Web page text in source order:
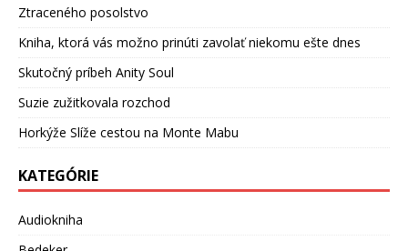
Ztraceného posolstvo
Kniha, ktorá vás možno prinúti zavolať niekomu ešte dnes
Skutočný príbeh Anity Soul
Suzie zužitkovala rozchod
Horkýže Slíže cestou na Monte Mabu
KATEGÓRIE
Audiokniha